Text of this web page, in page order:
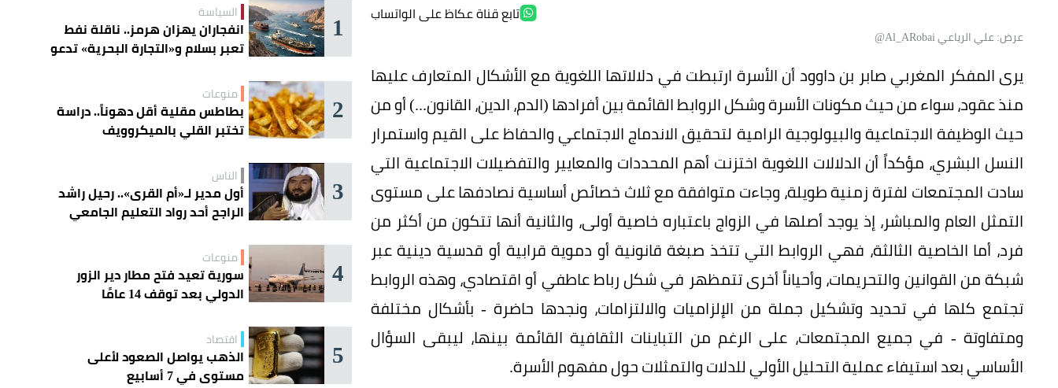
تابع قناة عكاظ على الواتساب
عرض: علي الرباعي Al_ARobai@
يرى المفكر المغربي صابر بن داوود أن الأسرة ارتبطت في دلالاتها اللغوية مع الأشكال المتعارف عليها
منذ عقود، سواء من حيث مكونات الأسرة وشكل الروابط القائمة بين أفرادها (الدم، الدين، القانون...) أو من
حيث الوظيفة الاجتماعية والبيولوجية الرامية لتحقيق الاندماج الاجتماعي والحفاظ على القيم واستمرار
النسل البشري، مؤكداً أن الدلالات اللغوية اختزنت أهم المحددات والمعايير والتفضيلات الاجتماعية التي
سادت المجتمعات لفترة زمنية طويلة، وجاءت متوافقة مع ثلاث خصائص أساسية نصادفها على مستوى
التمثل العام والمباشر، إذ يوجد أصلها في الزواج باعتباره خاصية أولى، والثانية أنها تتكون من أكثر من
فرد، أما الخاصية الثالثة، فهي الروابط التي تتخذ صبغة قانونية أو دموية قرابية أو قدسية دينية عبر
شبكة من القوانين والتحريمات، وأحياناً أخرى تتمظهر في شكل رباط عاطفي أو اقتصادي، وهذه الروابط
تجتمع كلها في تحديد وتشكيل جملة من الإلزاميات والالتزامات، ونجدها حاضرة - بأشكال مختلفة
ومتفاوتة - في جميع المجتمعات، على الرغم من التباينات الثقافية القائمة بينها، ليبقى السؤال
الأساسي بعد استيفاء عملية التحليل الأولي للدلات والتمثلات حول مفهوم الأسرة.
1 السياسة
انفجاران يهزان هرمز.. ناقلة نفط
تعبر بسلام و«التجارة البحرية» تدعو
2 منوعات
بطاطس مقلية أقل دهوناً.. دراسة
تختبر القلي بالميكروويف
3 الناس
أول مدير لـ«أم القرى».. رحيل راشد
الراجح أحد رواد التعليم الجامعي
4 منوعات
سورية تعيد فتح مطار دير الزور
الدولي بعد توقف 14 عامًا
5 اقتصاد
الذهب يواصل الصعود لأعلى
مستوى في 7 أسابيع